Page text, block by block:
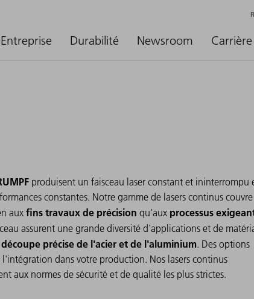
Entreprise Durabilité Newsroom Carrière
produisent un faisceau laser constant et ininterrompu
constantes. Notre gamme de lasers continus couvre
aux fins travaux de précision qu'aux processus
assurent une grande diversité d'applications et de
découpe précise de l'acier et de l'aluminium. Des options
dans votre production. Nos lasers continus
aux normes de sécurité et de qualité les plus strictes.